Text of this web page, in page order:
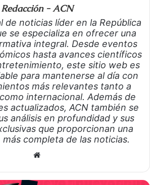
Redacción - ACN
de noticias líder en la República
se especializa en ofrecer una
integral. Desde eventos
hasta avances científicos
este sitio web es
para mantenerse al día con
más relevantes tanto a
internacional. Además de
actualizados, ACN también se
análisis en profundidad y sus
que proporcionan una
completa de las noticias.
t